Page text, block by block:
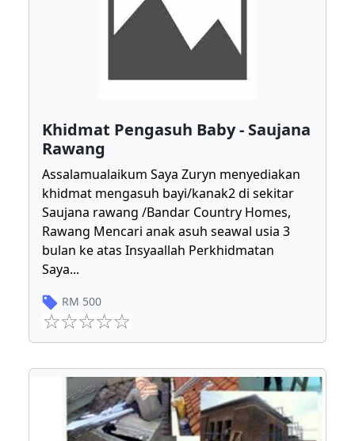
Khidmat Pengasuh Baby - Saujana
Rawang
Assalamualaikum Saya Zuryn menyediakan
khidmat mengasuh bayi/kanak2 di sekitar
Saujana rawang /Bandar Country Homes,
Rawang Mencari anak asuh seawal usia 3
bulan ke atas Insyaallah Perkhidmatan
Saya...
RM 500